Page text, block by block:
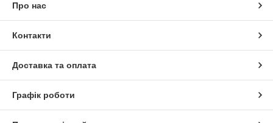
Про нас
Контакти
Доставка та оплата
Графік роботи